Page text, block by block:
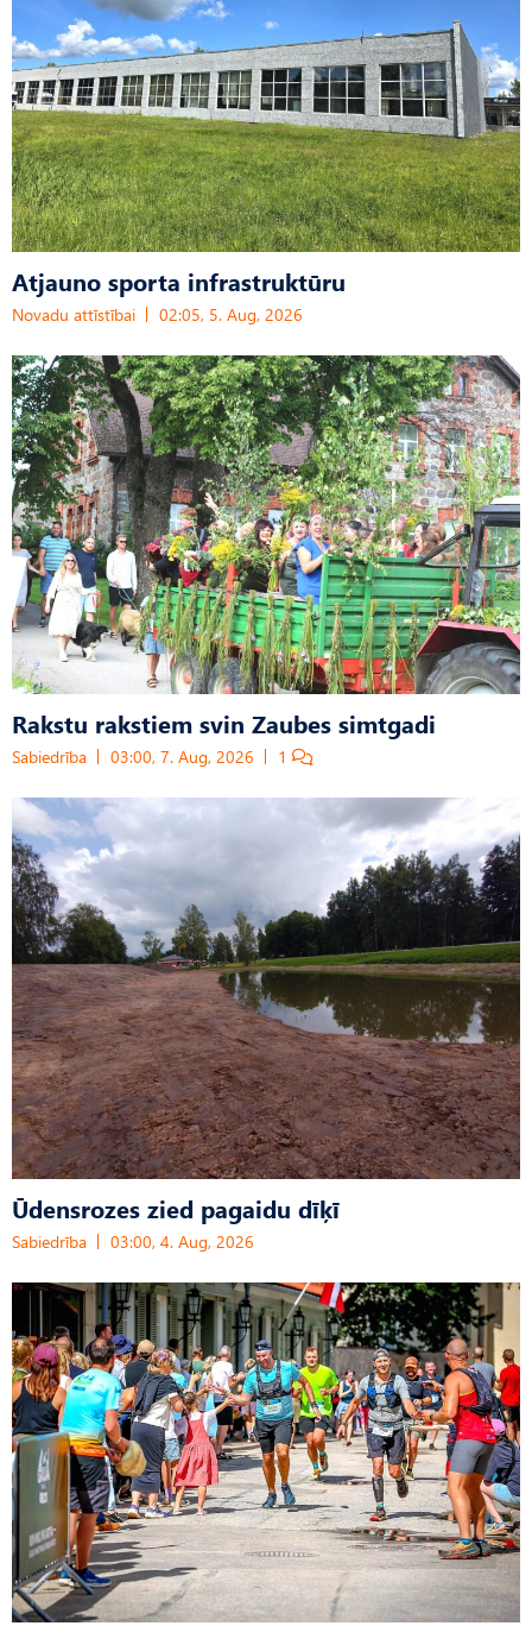
Atjauno sporta infrastruktūru
Novadu attīstībai 02:05, 5. Aug, 2026
Rakstu rakstiem svin Zaubes simtgadi
Sabiedrība 03:00, 7. Aug, 2026 1
Ūdensrozes zied pagaidu dīķī
Sabiedrība 03:00, 4. Aug, 2026